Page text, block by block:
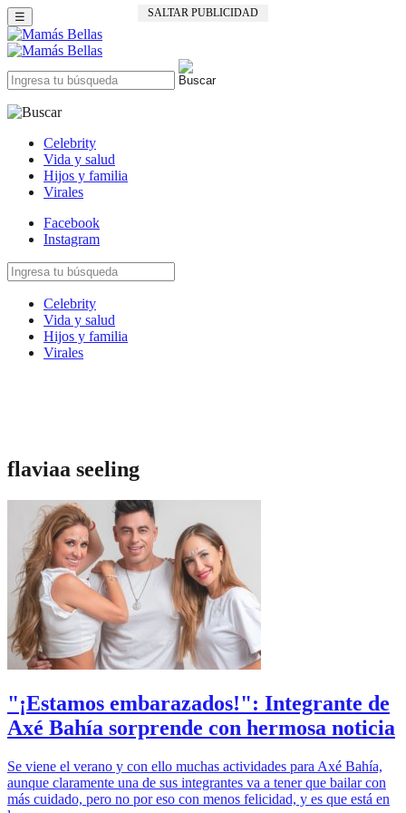
SALTAR PUBLICIDAD
☰
Celebrity
Vida y salud
Hijos y familia
Virales
Facebook
Instagram
Celebrity
Vida y salud
Hijos y familia
Virales
flaviaa seeling
"¡Estamos embarazados!": Integrante de
Axé Bahía sorprende con hermosa noticia
Se viene el verano y con ello muchas actividades para Axé Bahía,
aunque claramente una de sus integrantes va a tener que bailar con
más cuidado, pero no por eso con menos felicidad, y es que está en